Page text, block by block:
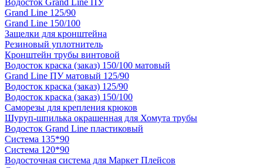
Водосток Grand Line ПУ
Grand Line 125/90
Grand Line 150/100
Защелки для кронштейна
Резиновый уплотнитель
Кронштейн трубы винтовой
Водосток краска (заказ) 150/100 матовый
Grand Line ПУ матовый 125/90
Водосток краска (заказ) 125/90
Водосток краска (заказ) 150/100
Саморезы для крепления крюков
Шуруп-шпилька окрашенная для Хомута трубы
Водосток Grand Line пластиковый
Система 135*90
Система 120*90
Водосточная система для Маркет Плейсов